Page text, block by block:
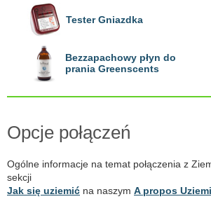
Tester Gniazdka
Bezzapachowy płyn do
prania Greenscents
Opcje połączeń
Ogólne informacje na temat połączenia z
sekcji
Jak się uziemić na naszym A propos